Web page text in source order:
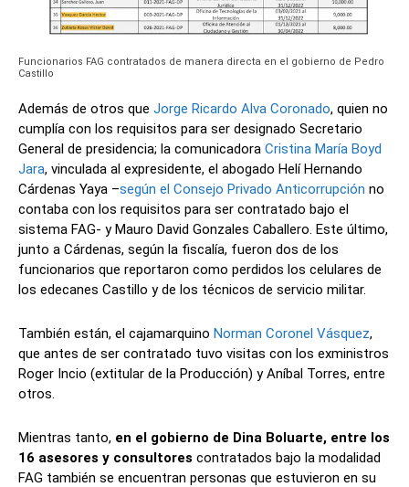
Funcionarios FAG contratados de manera directa en el gobierno de Pedro
Castillo
Además de otros que Jorge Ricardo Alva Coronado, quien no
cumplía con los requisitos para ser designado Secretario
General de presidencia; la comunicadora Cristina María Boyd
Jara, vinculada al expresidente, el abogado Helí Hernando
Cárdenas Yaya –según el Consejo Privado Anticorrupción no
contaba con los requisitos para ser contratado bajo el
sistema FAG- y Mauro David Gonzales Caballero. Este último,
junto a Cárdenas, según la fiscalía, fueron dos de los
funcionarios que reportaron como perdidos los celulares de
los edecanes Castillo y de los técnicos de servicio militar.
También están, el cajamarquino Norman Coronel Vásquez,
que antes de ser contratado tuvo visitas con los exministros
Roger Incio (extitular de la Producción) y Aníbal Torres, entre
otros.
Mientras tanto, en el gobierno de Dina Boluarte, entre los
16 asesores y consultores contratados bajo la modalidad
FAG también se encuentran personas que estuvieron en su